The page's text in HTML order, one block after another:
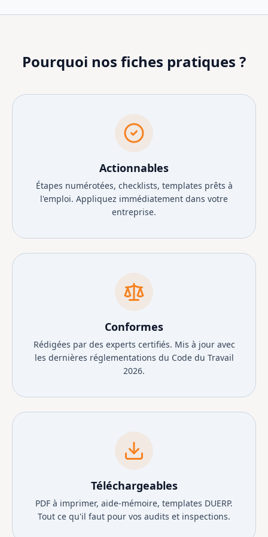
Pourquoi nos fiches pratiques ?
Actionnables
Étapes numérotées, checklists, templates prêts à
l'emploi. Appliquez immédiatement dans votre
entreprise.
Conformes
Rédigées par des experts certifiés. Mis à jour avec
les dernières réglementations du Code du Travail
2026.
Téléchargeables
PDF à imprimer, aide-mémoire, templates DUERP.
Tout ce qu'il faut pour vos audits et inspections.